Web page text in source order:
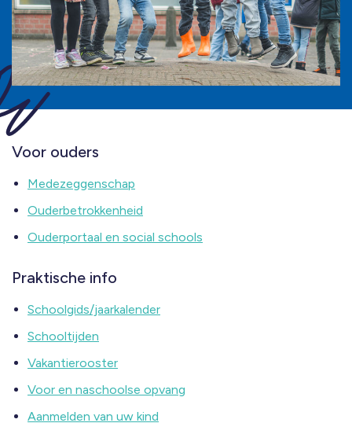
Voor ouders
Medezeggenschap
Ouderbetrokkenheid
Ouderportaal en social schools
Praktische info
Schoolgids/jaarkalender
Schooltijden
Vakantierooster
Voor en naschoolse opvang
Aanmelden van uw kind